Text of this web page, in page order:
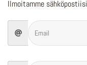
Ilmoitamme